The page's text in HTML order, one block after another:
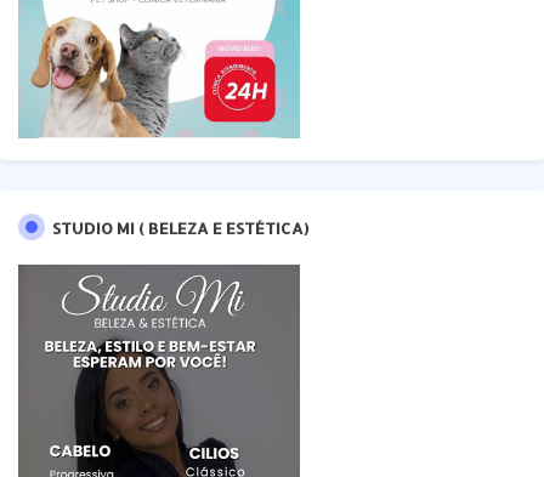
STUDIO MI ( BELEZA E ESTÉTICA)